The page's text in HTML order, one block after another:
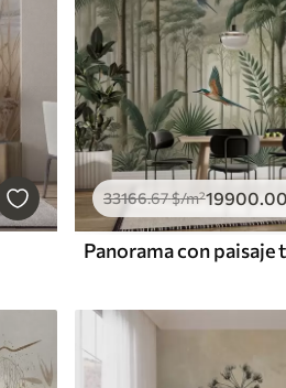
33166.67$/m²19900.00
Panorama con paisaje